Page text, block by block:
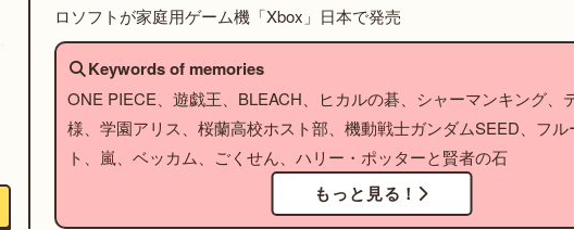
ロソフトが家庭用ゲーム機「Xbox」日本で発売
Keywords of memories
ONE PIECE、遊戯王、BLEACH、ヒカルの碁、シャーマンキング、
様、学園アリス、桜蘭高校ホスト部、機動戦士ガンダムSEED、フル
ト、嵐、ベッカム、ごくせん、ハリー・ポッターと賢者の石
もっと見る！